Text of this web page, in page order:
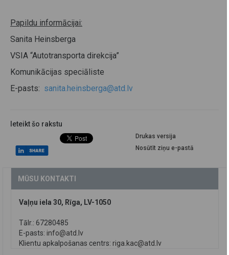
Papildu informācijai:
Sanita Heinsberga
VSIA “Autotransporta direkcija”
Komunikācijas speciāliste
E-pasts: sanita.heinsberga@atd.lv
Ieteikt šo rakstu
Drukas versija
Nosūtīt ziņu e-pastā
MŪSU KONTAKTI
Vaļņu iela 30, Rīga, LV-1050
Tālr.: 67280485
E-pasts: info@atd.lv
Klientu apkalpošanas centrs: riga.kac@atd.lv